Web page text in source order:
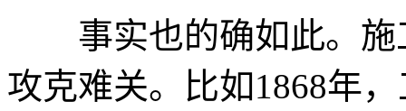
事实也的确如此。施
攻克难关。比如1868年